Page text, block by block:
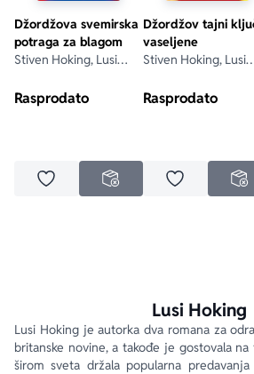
Džordžova svemirska
potraga za blagom
Stiven Hoking, Lusi
Rasprodato
Dodaj u omiljeneNEDOSTUPNO
Džordžov tajni
vaseljene
Stiven Hoking, Lusi
Rasprodato
Dodaj u
Lusi Hoking
Lusi Hoking je autorka dva romana za
britanske novine, a takođe je gostovala
širom sveta držala popularna